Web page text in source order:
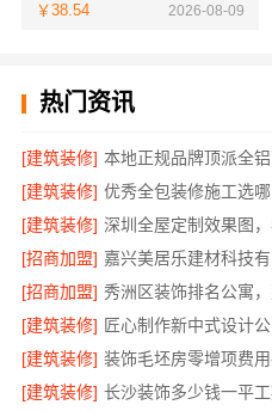
￥38.54 2026-08-09
热门资讯
[建筑装修] 本地正规品牌顶派全
[建筑装修] 优秀全包装修施工选
[建筑装修] 深圳全屋定制效果图
[招商加盟] 嘉兴美居乐建材科技
[招商加盟] 秀洲区装饰排名公寓
[建筑装修] 匠心制作新中式设计
[建筑装修] 装饰毛坯房零增项费
[建筑装修] 长沙装饰多少钱一平